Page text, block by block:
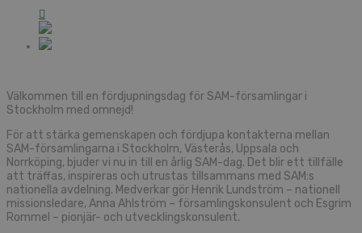
Välkommen till en fördjupningsdag för SAM-församlingar i
Stockholm med omnejd!
För att stärka gemenskapen och fördjupa kontakterna mellan
SAM-församlingarna i Stockholm, Västerås, Uppsala och
Norrköping, bjuder vi nu in till en årlig SAM-dag. Det blir ett tillfälle
att träffas, inspireras och utrustas tillsammans med SAM:s
nationella avdelning. Medverkar gör Henrik Lundström – nationell
missionsledare, Anna Ahlström – församlingskonsulent och Esgrim
Rommel – pionjär- och utvecklingskonsulent.